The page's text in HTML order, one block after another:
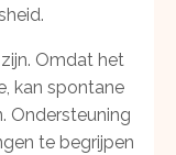
Omdat het
kan spontane
Ondersteuning
te begrijpen